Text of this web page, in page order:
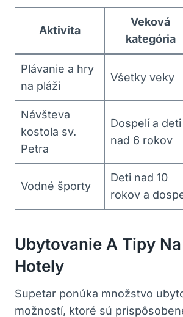
Aktivita
Veková
kategória
Plávanie a hry
na pláži
Všetky veky
Návšteva
kostola sv.
Petra
Dospelí a deti
nad 6 rokov
Vodné športy
Deti nad 10
rokov a
Ubytovanie A Tipy
Hotely
Supetar ponúka množstvo
možností, ktoré sú